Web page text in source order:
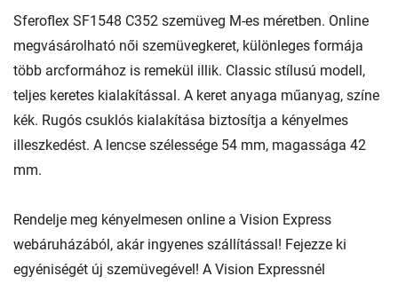
Sferoflex SF1548 C352 szemüveg M-es méretben. Online
megvásárolható női szemüvegkeret, különleges formája
több arcformához is remekül illik. Classic stílusú modell,
teljes keretes kialakítással. A keret anyaga műanyag, színe
kék. Rugós csuklós kialakítása biztosítja a kényelmes
illeszkedést. A lencse szélessége 54 mm, magassága 42
mm.
Rendelje meg kényelmesen online a Vision Express
webáruházából, akár ingyenes szállítással! Fejezze ki
egyéniségét új szemüvegével! A Vision Expressnél